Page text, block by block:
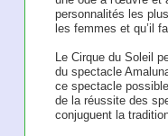
personnalités les
les femmes et qu’il
Le Cirque du Soleil
du spectacle
ce spectacle
de la réussite des
conjuguent la